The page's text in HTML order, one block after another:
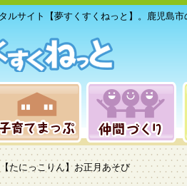
ルサイト【夢すくすくねっと】。鹿児島
たにっこりん】お正月あそび